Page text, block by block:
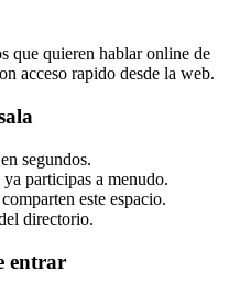
que quieren hablar online de
acceso rapido desde la web.
segundos.
participas a menudo.
este espacio.
directorio.
entrar